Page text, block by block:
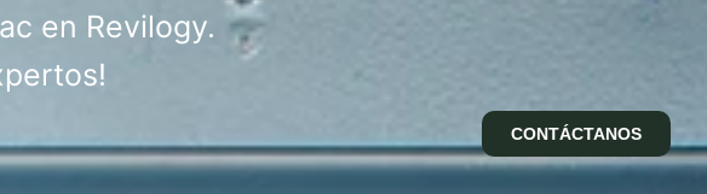
en Revilogy.
CONTÁCTANOS